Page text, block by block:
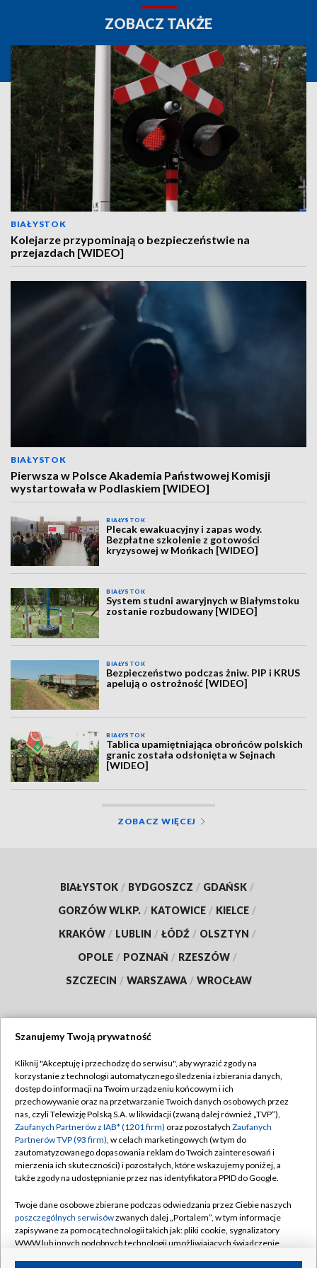
ZOBACZ TAKŻE
BIAŁYSTOK
Kolejarze przypominają o bezpieczeństwie na
przejazdach [WIDEO]
BIAŁYSTOK
Pierwsza w Polsce Akademia Państwowej Komisji
wystartowała w Podlaskiem [WIDEO]
BIAŁYSTOK
Plecak ewakuacyjny i zapas wody.
Bezpłatne szkolenie z gotowości
kryzysowej w Mońkach [WIDEO]
BIAŁYSTOK
System studni awaryjnych w Białymstoku
zostanie rozbudowany [WIDEO]
BIAŁYSTOK
Bezpieczeństwo podczas żniw. PIP i KRUS
apelują o ostrożność [WIDEO]
BIAŁYSTOK
Tablica upamiętniająca obrońców polskich
granic została odsłonięta w Sejnach
[WIDEO]
ZOBACZ WIĘCEJ
BIAŁYSTOK / BYDGOSZCZ / GDAŃSK /
GORZÓW WLKP. / KATOWICE / KIELCE /
KRAKÓW / LUBLIN / ŁÓDŹ / OLSZTYN /
OPOLE / POZNAŃ / RZESZÓW /
SZCZECIN / WARSZAWA / WROCŁAW
TVP
Abonament TVP
Emisja w TVP
Centrum informacji TVP
Naziemna Telewizja Cyfrowa
Rada Programowa
System NOS
Informacje o nadawcy
Regulamin TVP
Polityka prywatności
Moje zgody
Pomoc
Kontakt
Kanały
Szanujemy Twoją prywatność
Kliknij "Akceptuję i przechodzę do serwisu", aby wyrazić zgody na
korzystanie z technologii automatycznego śledzenia i zbierania danych,
dostęp do informacji na Twoim urządzeniu końcowym i ich
przechowywanie oraz na przetwarzanie Twoich danych osobowych przez
nas, czyli Telewizję Polską S.A. w likwidacji (zwaną dalej również „TVP”),
Zaufanych Partnerów z IAB* (1201 firm) oraz pozostałych Zaufanych
Partnerów TVP (93 firm), w celach marketingowych (w tym do
zautomatyzowanego dopasowania reklam do Twoich zainteresowań i
mierzenia ich skuteczności) i pozostałych, które wskazujemy poniżej, a
także zgody na udostępnianie przez nas identyfikatora PPID do Google.
Twoje dane osobowe zbierane podczas odwiedzania przez Ciebie naszych
poszczególnych serwisówzwanych dalej „Portalem”, w tym informacje
zapisywane za pomocą technologii takich jak: pliki cookie, sygnalizatory
WWW lub innych podobnych technologii umożliwiających świadczenie